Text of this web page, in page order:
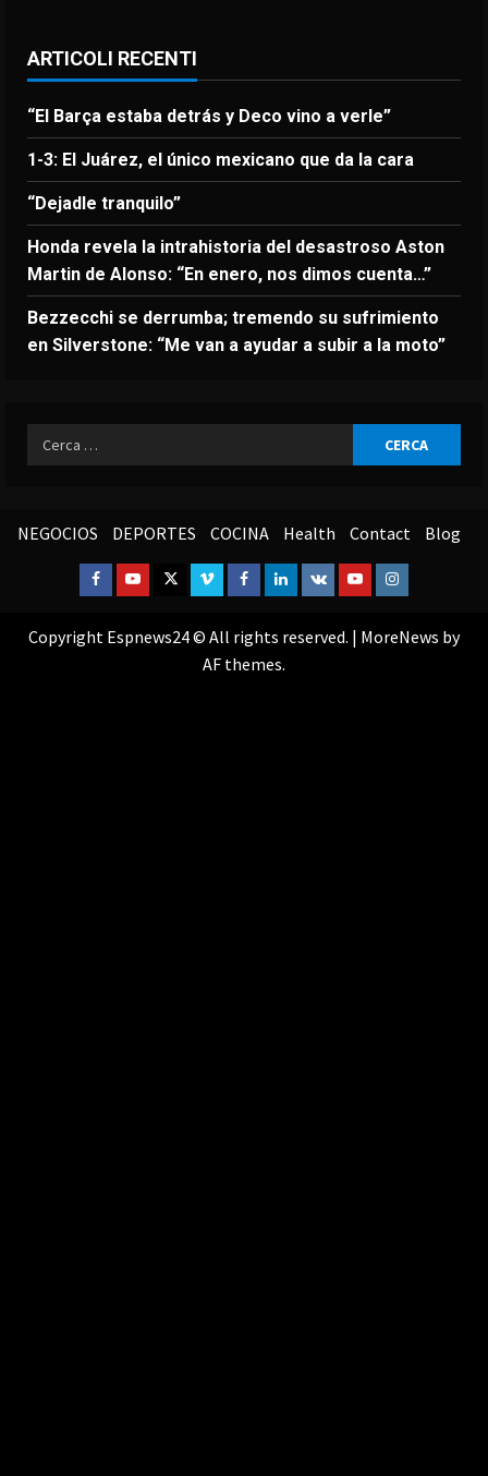
ARTICOLI RECENTI
“El Barça estaba detrás y Deco vino a verle”
1-3: El Juárez, el único mexicano que da la cara
“Dejadle tranquilo”
Honda revela la intrahistoria del desastroso Aston
Martin de Alonso: “En enero, nos dimos cuenta…”
Bezzecchi se derrumba; tremendo su sufrimiento
en Silverstone: “Me van a ayudar a subir a la moto”
Ricerca
per:
NEGOCIOS DEPORTES COCINA Health Contact Blog
Facebook
YoutubeTwitterVimeoFacebook
Linkedin
VK YoutubeInstagram
Copyright Espnews24 © All rights reserved. | MoreNews by
AF themes.